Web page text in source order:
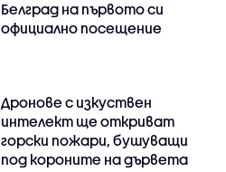
Белград на първото си
официално посещение
Дронове с изкуствен
интелект ще откриват
горски пожари, бушуващи
под короните на дървета